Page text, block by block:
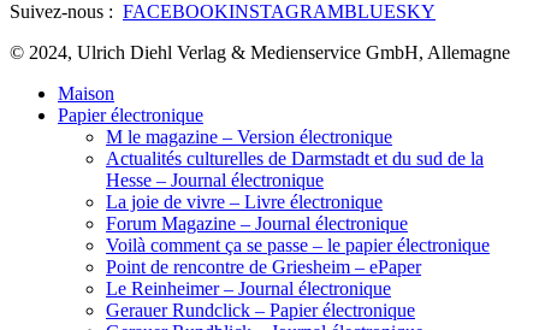
Suivez-nous : FACEBOOKINSTAGRAMBLUESKY
© 2024, Ulrich Diehl Verlag & Medienservice GmbH, Allemagne
Maison
Papier électronique
M le magazine – Version électronique
Actualités culturelles de Darmstadt et du sud de la
Hesse – Journal électronique
La joie de vivre – Livre électronique
Forum Magazine – Journal électronique
Voilà comment ça se passe – le papier électronique
Point de rencontre de Griesheim – ePaper
Le Reinheimer – Journal électronique
Gerauer Rundclick – Papier électronique